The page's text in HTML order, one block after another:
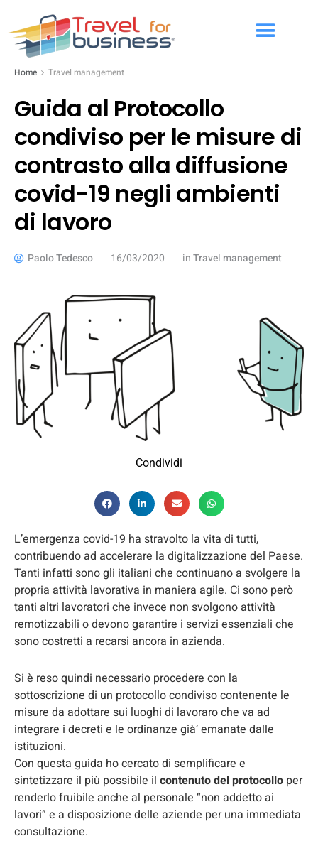
Home Travel management
Guida al Protocollo
condiviso per le misure di
contrasto alla diffusione
covid-19 negli ambienti
di lavoro
Paolo Tedesco 16/03/2020 inTravel management
Condividi
L’emergenza covid-19 ha stravolto la vita di tutti,
contribuendo ad accelerare la digitalizzazione del Paese.
Tanti infatti sono gli italiani che continuano a svolgere la
propria attività lavorativa in maniera agile. Ci sono però
tanti altri lavoratori che invece non svolgono attività
remotizzabili o devono garantire i servizi essenziali che
sono costretti a recarsi ancora in azienda.
Si è reso quindi necessario procedere con la
sottoscrizione di un protocollo condiviso contenente le
misure da adottare sui luoghi di lavoraro che va ad
integrare i decreti e le ordinanze già’ emanate dalle
istituzioni.
Con questa guida ho cercato di semplificare e
sintetizzare il più possibile il contenuto del protocollo per
renderlo fruibile anche al personale “non addetto ai
lavori” e a disposizione delle aziende per una immediata
consultazione.